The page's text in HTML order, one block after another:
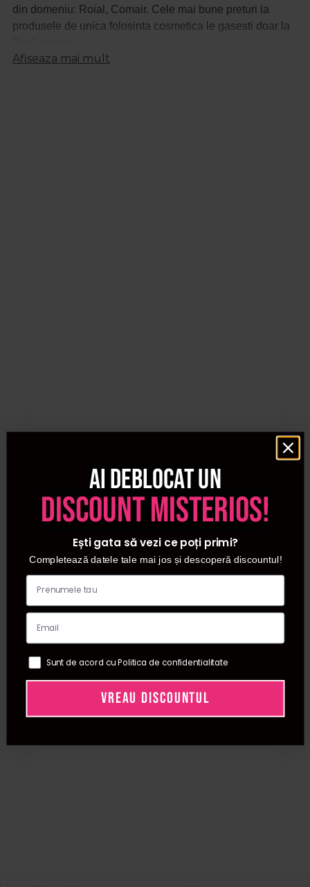
din domeniu: Roial, Comair. Cele mai bune preturi la
produsele de unica folosinta cosmetica le gasesti doar la
Afiseaza mai mult
Ai deblocat un
discount misterios!
Ești gata să vezi ce poți primi?
Completează datele tale mai jos și descoperă discountul!
Sunt de acord cu Politica de confidentialitate
VREAU DISCOUNTUL